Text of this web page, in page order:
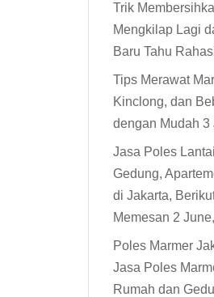
Trik
Mengkilap Lagi
Baru Tahu
Tips Merawat
Kinclong, dan
dengan Mudah 3
Jasa Poles
Gedung,
di Jakarta,
Memesan 2
Poles Marmer
Jasa Poles
Rumah dan